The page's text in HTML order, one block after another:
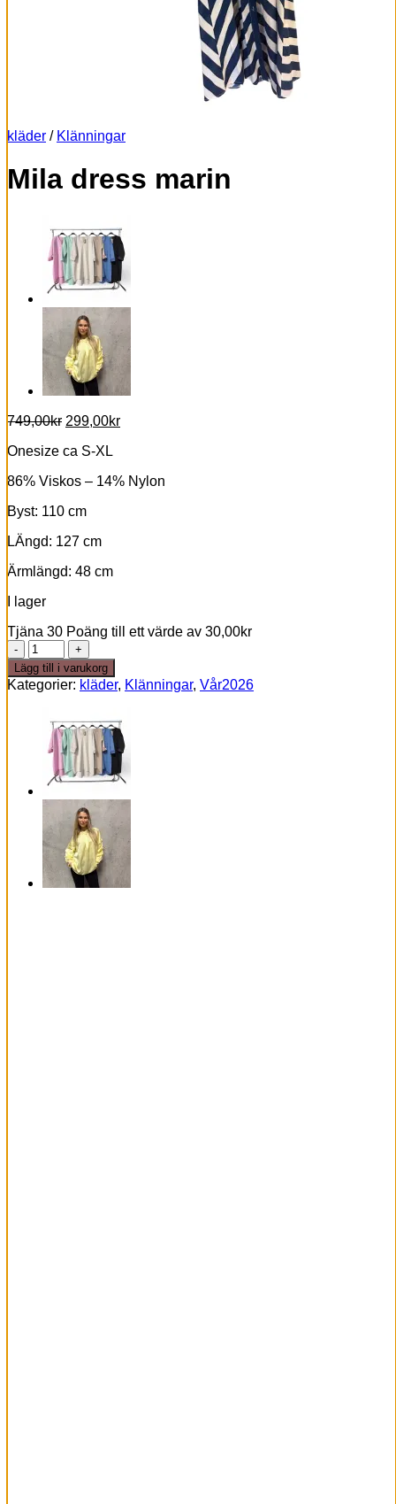
kläder / Klänningar
Mila dress marin
749,00kr Det
priset
749,00kr.
299,00krDet
299,00kr.
Onesize ca S-XL
86% Viskos – 14% Nylon
Byst: 110 cm
LÄngd: 127 cm
Ärmlängd: 48 cm
I lager
Tjäna 30 Poäng till ett värde av 30,00kr
Mila
dress
marin
mängd
Lägg till i varukorg
Kategorier: kläder, Klänningar, Vår2026